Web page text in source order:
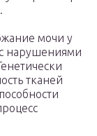
мочи у
нарушениями
тканей